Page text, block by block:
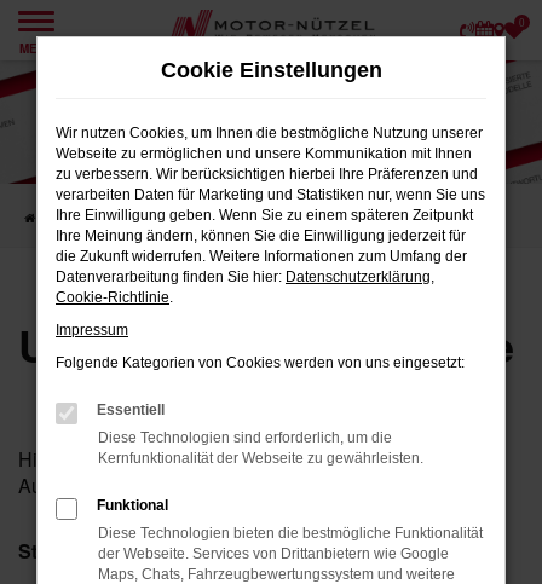
Zum
springen
MENÜ
0
Startseite Karriere Unsere Stellenangebote
Unsere Stellenangebote
Hier finden Sie unsere aktuellen Stellenangebote und
Ausbildungsplätze.
Stellenangebote
Cookie Einstellungen
Wir nutzen Cookies, um Ihnen die bestmögliche Nutzung unserer
Webseite zu ermöglichen und unsere Kommunikation mit Ihnen
zu verbessern. Wir berücksichtigen hierbei Ihre Präferenzen und
verarbeiten Daten für Marketing und Statistiken nur, wenn Sie uns
Ihre Einwilligung geben. Wenn Sie zu einem späteren Zeitpunkt
Ihre Meinung ändern, können Sie die Einwilligung jederzeit für
die Zukunft widerrufen. Weitere Informationen zum Umfang der
Datenverarbeitung finden Sie hier: Datenschutzerklärung,
Cookie-Richtlinie.
Impressum
Folgende Kategorien von Cookies werden von uns eingesetzt:
Essentiell
Diese Technologien sind erforderlich, um die
Kernfunktionalität der Webseite zu gewährleisten.
Funktional
Diese Technologien bieten die bestmögliche Funktionalität
der Webseite. Services von Drittanbietern wie Google
Maps, Chats, Fahrzeugbewertungssystem und weitere